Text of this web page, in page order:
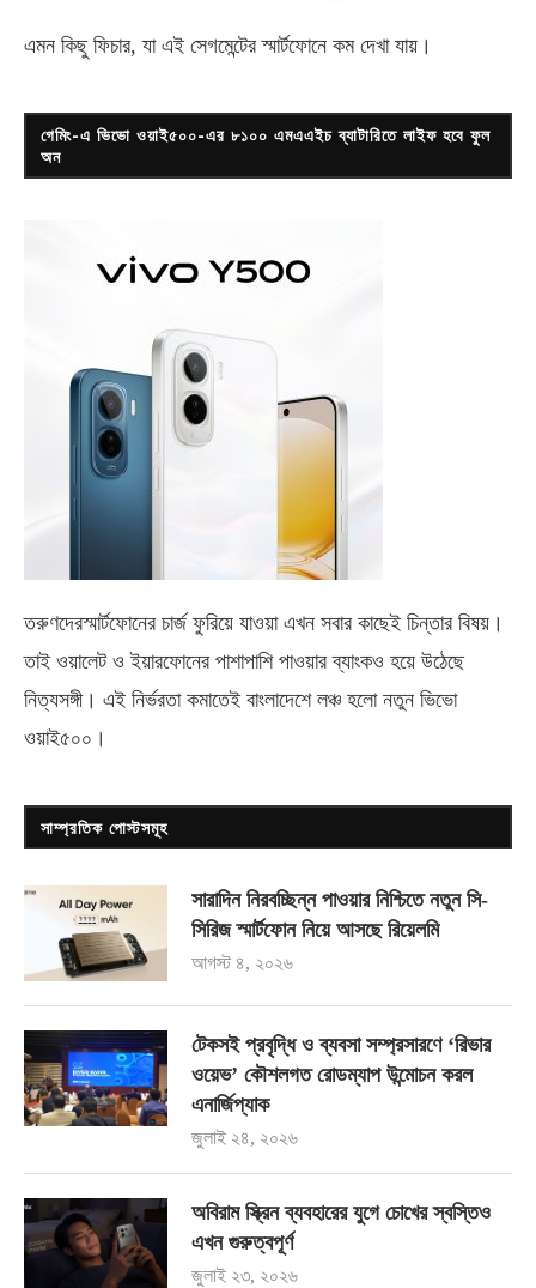
এমন কিছু ফিচার, যা এই সেগমেন্টের স্মার্টফোনে কম দেখা যায়।
গেমিং-এ ভিভো ওয়াই৫০০-এর ৮১০০ এমএএইচ ব্যাটারিতে লাইফ হবে ফুল
অন
তরুণদেরস্মার্টফোনের চার্জ ফুরিয়ে যাওয়া এখন সবার কাছেই চিন্তার বিষয়।
তাই ওয়ালেট ও ইয়ারফোনের পাশাপাশি পাওয়ার ব্যাংকও হয়ে উঠেছে
নিত্যসঙ্গী। এই নির্ভরতা কমাতেই বাংলাদেশে লঞ্চ হলো নতুন ভিভো
ওয়াই৫০০ ।
সাম্প্রতিক পোস্টসমূহ
সারাদিন নিরবচ্ছিন্ন পাওয়ার নিশ্চিতে নতুন সি-
সিরিজ স্মার্টফোন নিয়ে আসছে রিয়েলমি
আগস্ট ৪, ২০২৬
টেকসই প্রবৃদ্ধি ও ব্যবসা সম্প্রসারণে ‘রিভার
ওয়েভ’ কৌশলগত রোডম্যাপ উন্মোচন করল
এনার্জিপ্যাক
জুলাই ২৪, ২০২৬
অবিরাম স্ক্রিন ব্যবহারের যুগে চোখের স্বস্তিও
এখন গুরুত্বপূর্ণ
জুলাই ২৩, ২০২৬